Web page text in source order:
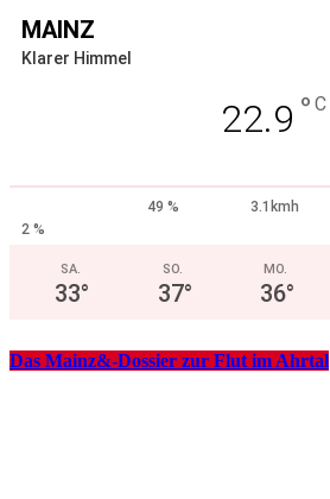
MAINZ
Klarer Himmel
22.9 ° C
49 %
3.1kmh
2 %
SA.
33°
SO.
37°
MO.
36°
Das Mainz&-Dossier zur Flut im Ahrtal